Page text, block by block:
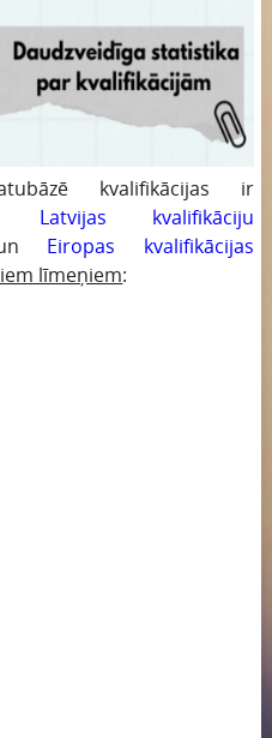
kvalifikācijas ir
Latvijas kvalifikāciju
Eiropas kvalifikācijas
līmeņiem: